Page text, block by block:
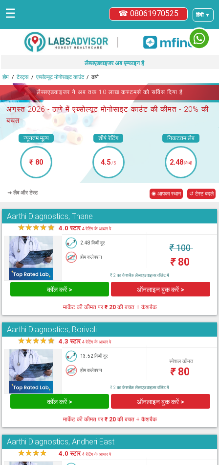
हिंदी ▼
☎ 08061970525
☰
|
लैब्सएडवाइजर अब एम्फाइन है
होम टेस्ट्स एब्सोल्यूट मोनोसाइट काउंट ठाणे
लैब्सएडवाइजर ने अब तक 10 लाख कस्टमर्स को सर्विस दिया है
अगस्त 2026 -ठाणे में एब्सोल्यूट मोनोसाइट काउंट की कीमत - 20% की
बचत
न्यूनतम मूल्य
₹ 80
शीर्ष रेटिंग
4.5/5
निकटतम लैब
2.48किमी
➜ लैब और टेस्ट ◉ आपका स्थान ↺ टेस्ट बदले
Aarthi Diagnostics, Thane
★★★★★ 4.0 स्टार4 रेटिंग के आधार पे
2.48 किमी दूर
होम कलेक्शन
₹100
₹80
₹ 2 का कैशबैक लैब्सएडवाइजर वॉलेट में
कॉल करें > ऑनलाइन बुक करें >
मार्केट की कीमत पर₹ 20 की बचत + कैशबैक
Aarthi Diagnostics, Borivali
★★★★★ 4.3 स्टार4 रेटिंग के आधार पे
13.52 किमी दूर
होम कलेक्शन
स्पेशल कीमत
₹80
₹ 2 का कैशबैक लैब्सएडवाइजर वॉलेट में
कॉल करें > ऑनलाइन बुक करें >
मार्केट की कीमत पर₹ 20 की बचत + कैशबैक
Aarthi Diagnostics, Andheri East
★★★★ 4.0 स्टार4 रेटिंग के आधार पे